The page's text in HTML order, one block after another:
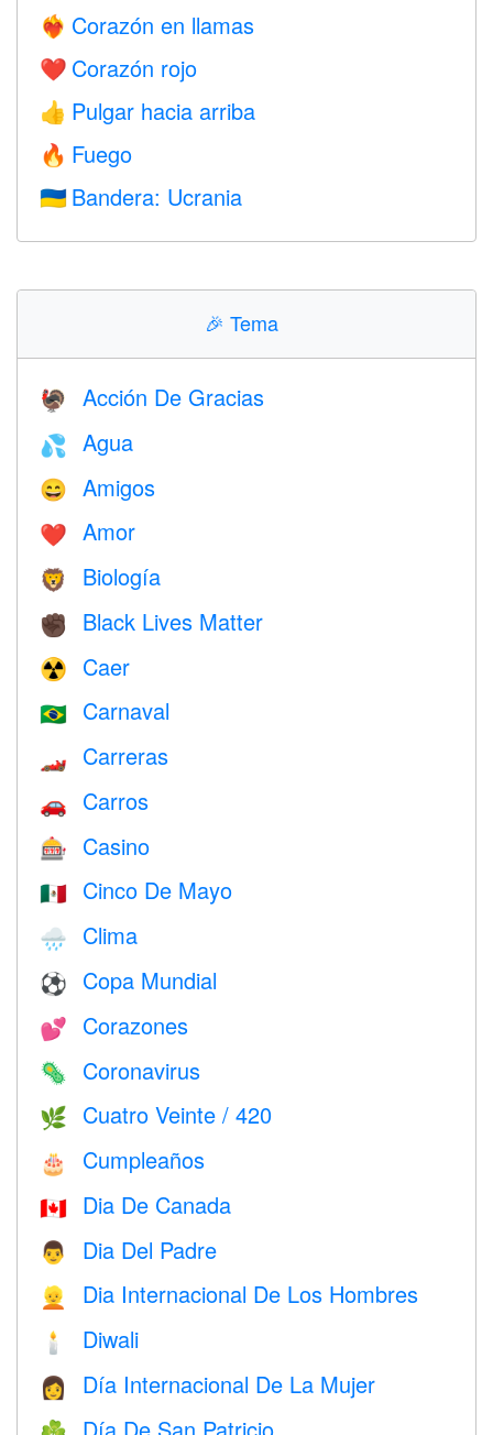
❤️‍🔥 Corazón en llamas
❤️ Corazón rojo
👍 Pulgar hacia arriba
🔥 Fuego
🇺🇦 Bandera: Ucrania
🎉 Tema
🦃 Acción De Gracias
💦 Agua
😄 Amigos
❤️️ Amor
🦁 Biología
✊🏿 Black Lives Matter
☢️ Caer
🇧🇷 Carnaval
🏎 Carreras
🚗 Carros
🎰 Casino
🇲🇽 Cinco De Mayo
🌧 Clima
⚽ Copa Mundial
💕 Corazones
🦠 Coronavirus
🌿 Cuatro Veinte / 420
🎂 Cumpleaños
🇨🇦 Dia De Canada
👨 Dia Del Padre
👱 Dia Internacional De Los Hombres
🕯 Diwali
👩 Día Internacional De La Mujer
Día De San Patricio